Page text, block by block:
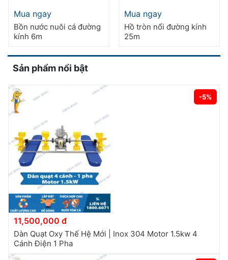
Mua ngayphẩm
này
thể.
chọn
thể
được
chọn
trang
sản
phẩm
Bồn nước nuôi cá đường
kính 6m
Mua ngayphẩm
này
Hồ tròn nổi đường kính
25m
Sản phẩm nổi bật
-5%
11,500,000 đ
Dàn Quạt Oxy Thế Hệ Mới | Inox 304 Motor 1.5kw 4
Cánh Điện 1 Pha